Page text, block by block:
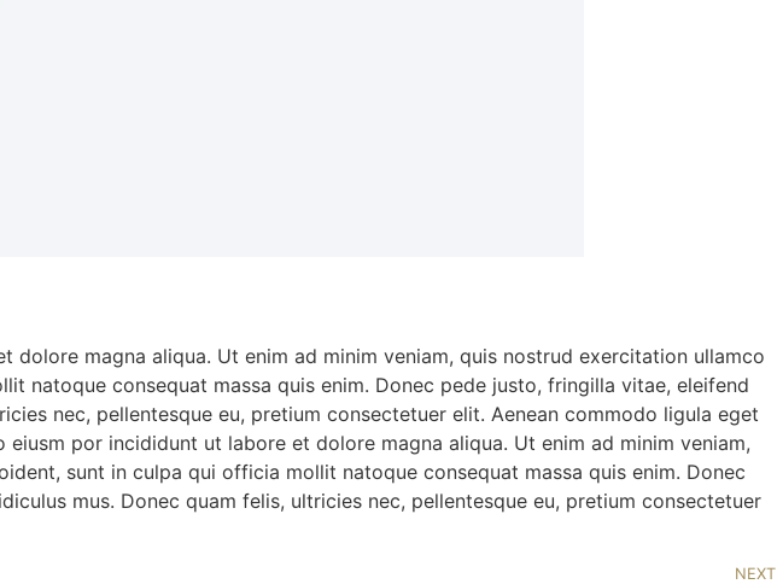
magna aliqua. Ut enim ad minim veniam, quis nostrud exercitation ullamco
natoque consequat massa quis enim. Donec pede justo, fringilla vitae, eleifend
nec, pellentesque eu, pretium consectetuer elit. Aenean commodo ligula eget
por incididunt ut labore et dolore magna aliqua. Ut enim ad minim veniam,
sunt in culpa qui officia mollit natoque consequat massa quis enim. Donec
mus. Donec quam felis, ultricies nec, pellentesque eu, pretium consectetuer
NEXT